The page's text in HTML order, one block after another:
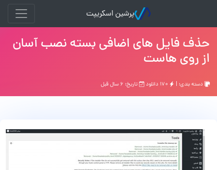
پرشین اسکریپت
حذف فایل های اضافی بسته نصب آسان
از روی هاست
دسته بندی: | تاریخ: ۶ سال قبل